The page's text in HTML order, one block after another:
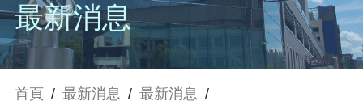
最新消息
首頁 / 最新消息 / 最新消息 /